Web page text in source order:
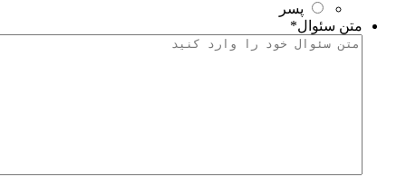
پسر
متن سئوال *